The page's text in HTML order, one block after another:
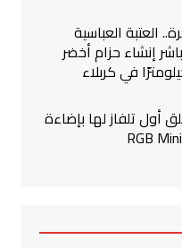
العتبة العباسية
إنشاء حزام أخضر
أول تلفاز لها بإضاءة